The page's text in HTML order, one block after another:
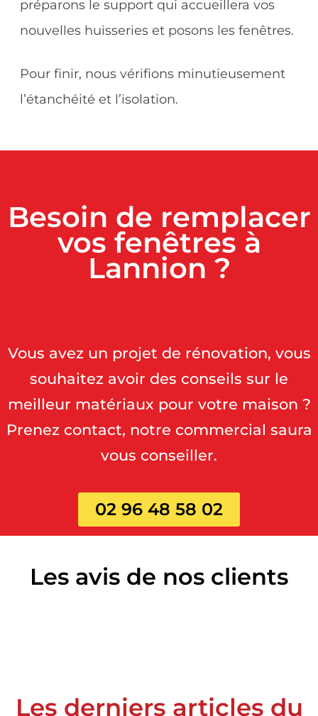
préparons le support qui accueillera vos
nouvelles huisseries et posons les fenêtres.
Pour finir, nous vérifions minutieusement
l’étanchéité et l’isolation.
Besoin de remplacer
vos fenêtres à
Lannion ?
Vous avez un projet de rénovation, vous
souhaitez avoir des conseils sur le
meilleur matériaux pour votre maison ?
Prenez contact, notre commercial saura
vous conseiller.
02 96 48 58 02
Les avis de nos clients
Les derniers articles du